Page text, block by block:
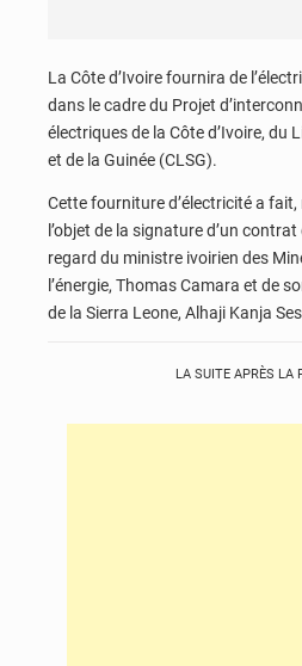
La Côte d’Ivoire fournira de
dans le cadre du Projet
électriques de la Côte d’Ivoire, du
et de la Guinée (CLSG).
Cette fourniture d’électricité a fait,
l’objet de la signature d’un
regard du ministre ivoirien des
l’énergie, Thomas Camara et de
de la Sierra Leone, Alhaji Kanja
LA SUITE APRÈS LA